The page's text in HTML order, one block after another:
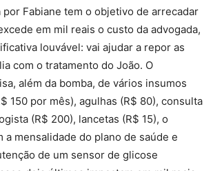
por Fabiane tem o objetivo de arrecadar
em mil reais o custo da advogada,
louvável: vai ajudar a repor as
com o tratamento do João. O
além da bomba, de vários insumos
150 por mês), agulhas (R$ 80), consulta
(R$ 200), lancetas (R$ 15), o
a mensalidade do plano de saúde e
de um sensor de glicose